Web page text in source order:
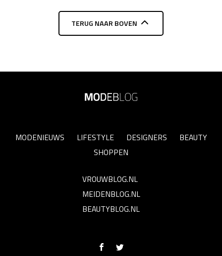
TERUG NAAR BOVEN
MODENIEUWS LIFESTYLE DESIGNERS
BEAUTY
SHOPPEN
VROUWBLOG.NL
MEIDENBLOG.NL
BEAUTYBLOG.NL